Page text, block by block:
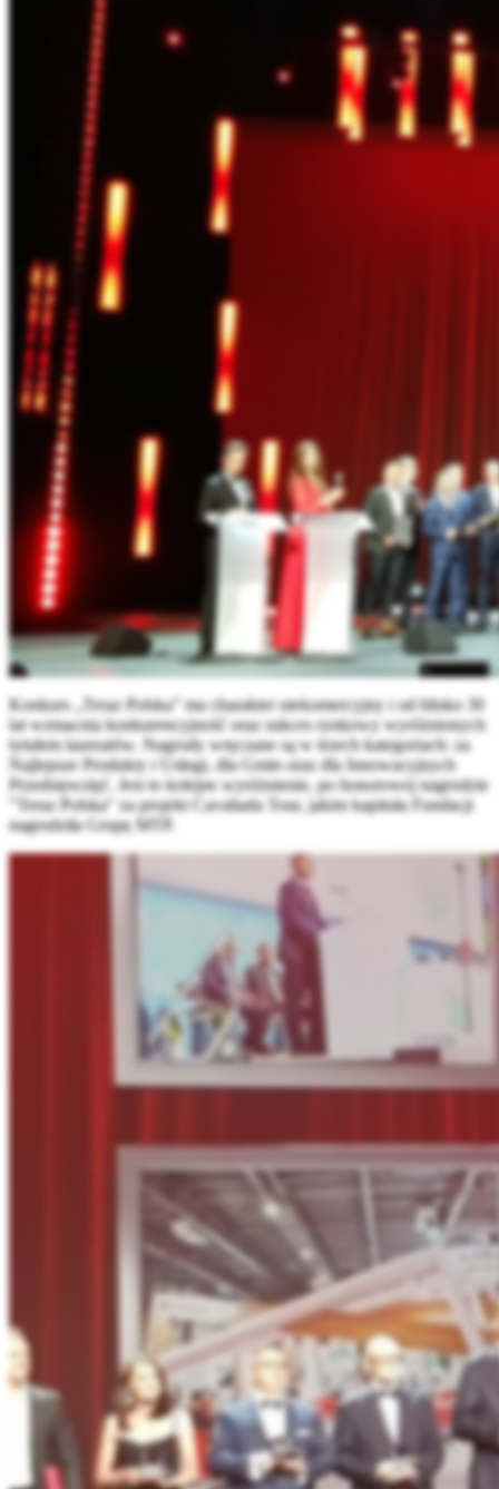
Konkurs „Teraz Polska” ma charakter niekomercyjny i od blisko 30
lat wzmacnia konkurencyjność oraz sukces rynkowy wyróżnionych
tytułem laureatów. Nagrody wręczane są w trzech kategoriach: za
Najlepsze Produkty i Usługi, dla Gmin oraz dla Innowacyjnych
Przedsięwzięć. Jest to kolejne wyróżnienie, po honorowej nagrodzie
"Teraz Polska" za projekt Cavaliada Tour, jakim kapituła Fundacji
nagrodziła Grupę MTP.